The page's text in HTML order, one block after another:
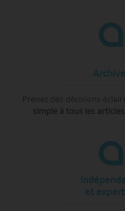
Prenez des décisions
simple à tous les
et